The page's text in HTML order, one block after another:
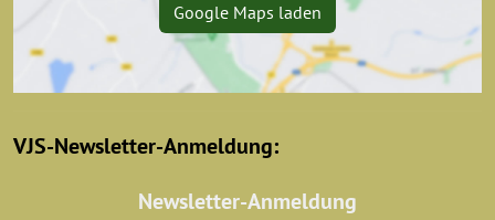
Google Maps laden
VJS-Newsletter-Anmeldung:
Newsletter-Anmeldung